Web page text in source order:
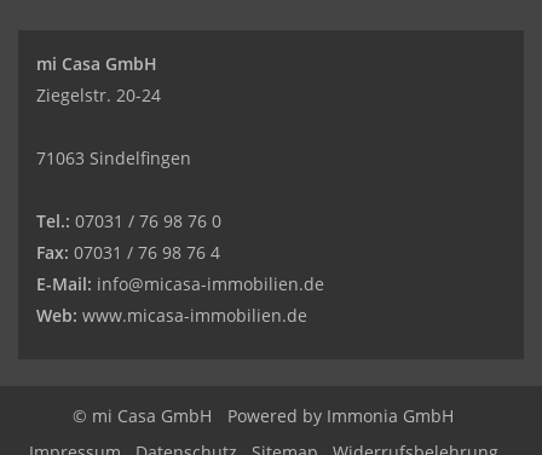
mi Casa GmbH
Ziegelstr. 20-24
71063 Sindelfingen
Tel.: 07031 / 76 98 76 0
Fax: 07031 / 76 98 76 4
E-Mail: info@micasa-immobilien.de
Web: www.micasa-immobilien.de
© mi Casa GmbH Powered by Immonia GmbH